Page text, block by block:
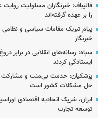
قالیباف: خبرنگاران مسئولیت
را بر عهده گرفته‌اند
پیام تبریک مقامات سیاسی و
خبرنگار
سپاه: رسانه‌های انقلابی در برابر
ایستادگی کردند
پزشکیان: خدمت بی‌منت و مشارکت
حل مشکلات کشور است
ایران، شریک اتحادیه اقتصادی
توسعه تجارت